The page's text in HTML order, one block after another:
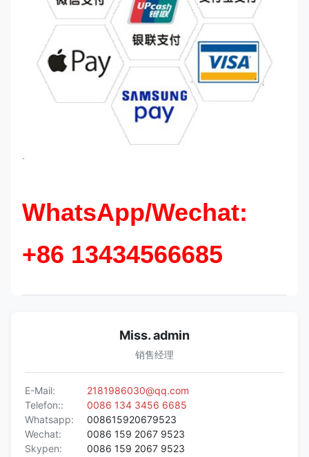
`
WhatsApp/Wechat:
+86 13434566685
Miss. admin
销售经理
E-Mail:
2181986030@qq.com
Telefon::
0086 134 3456 6685
Whatsapp:
008615920679523
Wechat:
0086 159 2067 9523
Skypen:
0086 159 2067 9523